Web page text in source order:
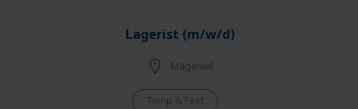
Lagerist (m/w/d)
Mägenwil
Temp & Fest